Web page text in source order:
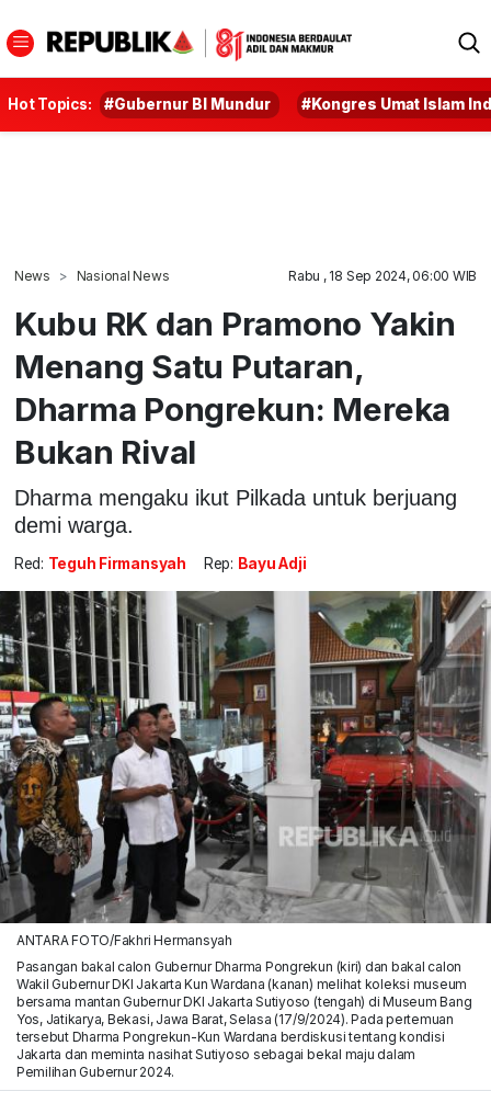
Hot Topics: #Gubernur BI Mundur #Kongres Umat Islam
News Nasional News Rabu , 18 Sep 2024, 06:00 WIB
Kubu RK dan Pramono Yakin
Menang Satu Putaran,
Dharma Pongrekun: Mereka
Bukan Rival
Dharma mengaku ikut Pilkada untuk berjuang
demi warga.
Red: Teguh Firmansyah Rep: Bayu Adji
ANTARA FOTO/Fakhri Hermansyah
Pasangan bakal calon Gubernur Dharma Pongrekun (kiri) dan bakal calon
Wakil Gubernur DKI Jakarta Kun Wardana (kanan) melihat koleksi museum
bersama mantan Gubernur DKI Jakarta Sutiyoso (tengah) di Museum Bang
Yos, Jatikarya, Bekasi, Jawa Barat, Selasa (17/9/2024). Pada pertemuan
tersebut Dharma Pongrekun-Kun Wardana berdiskusi tentang kondisi
Jakarta dan meminta nasihat Sutiyoso sebagai bekal maju dalam
Pemilihan Gubernur 2024.